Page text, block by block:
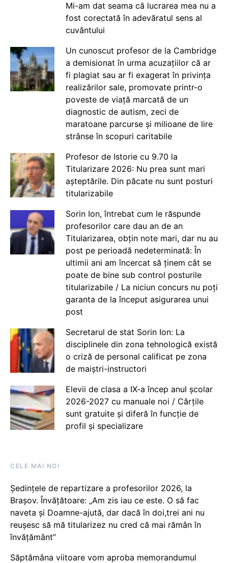
Mi-am dat seama că lucrarea mea nu a
fost corectată în adevăratul sens al
cuvântului
Un cunoscut profesor de la Cambridge
a demisionat în urma acuzațiilor că ar
fi plagiat sau ar fi exagerat în privința
realizărilor sale, promovate printr-o
poveste de viață marcată de un
diagnostic de autism, zeci de
maratoane parcurse și milioane de lire
strânse în scopuri caritabile
Profesor de Istorie cu 9.70 la
Titularizare 2026: Nu prea sunt mari
așteptările. Din păcate nu sunt posturi
titularizabile
Sorin Ion, întrebat cum le răspunde
profesorilor care dau an de an
Titularizarea, obțin note mari, dar nu au
post pe perioadă nedeterminată: În
ultimii ani am încercat să ținem cât se
poate de bine sub control posturile
titularizabile / La niciun concurs nu poți
garanta de la început asigurarea unui
post
Secretarul de stat Sorin Ion: La
disciplinele din zona tehnologică există
o criză de personal calificat pe zona
de maiștri-instructori
Elevii de clasa a IX-a încep anul școlar
2026-2027 cu manuale noi / Cărțile
sunt gratuite și diferă în funcție de
profil și specializare
CELE MAI NOI
Ședințele de repartizare a profesorilor 2026, la
Brașov. Învățătoare: „Am zis iau ce este. O să fac
naveta și Doamne-ajută, dar dacă în doi,trei ani nu
reușesc să mă titularizez nu cred că mai rămân în
învățământ”
Săptămâna viitoare vom aproba memorandumul